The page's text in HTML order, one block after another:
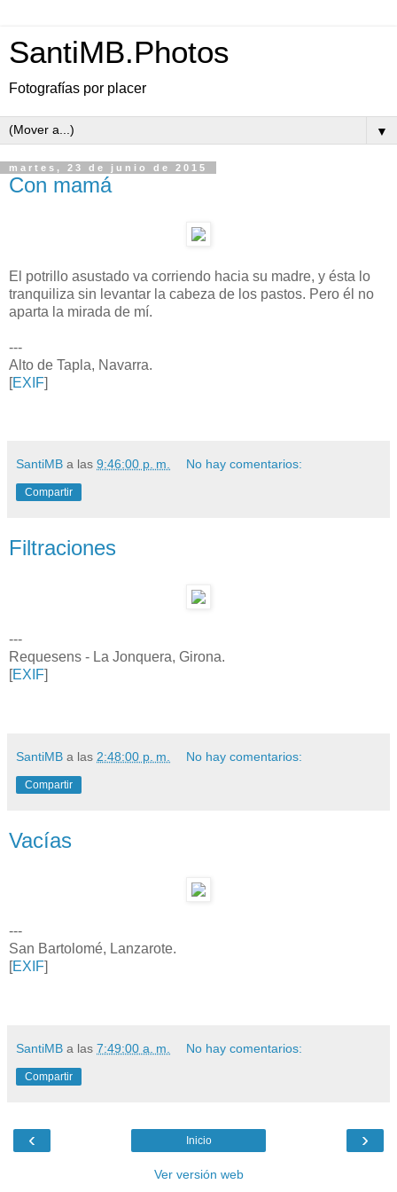
SantiMB.Photos
Fotografías por placer
▼
martes, 23 de junio de 2015
Con mamá
El potrillo asustado va corriendo hacia su madre, y ésta lo
tranquiliza sin levantar la cabeza de los pastos. Pero él no
aparta la mirada de mí.
---
Alto de Tapla, Navarra.
[EXIF]
SantiMB a las 9:46:00 p. m. No hay comentarios:
Compartir
Filtraciones
---
Requesens - La Jonquera, Girona.
[EXIF]
SantiMB a las 2:48:00 p. m. No hay comentarios:
Compartir
Vacías
---
San Bartolomé, Lanzarote.
[EXIF]
SantiMB a las 7:49:00 a. m. No hay comentarios:
Compartir
‹ ›
Inicio
Ver versión web